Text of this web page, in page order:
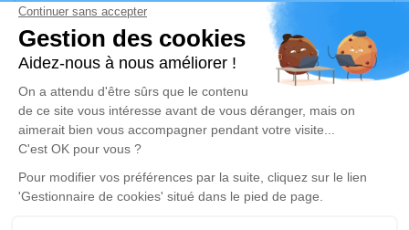
condoléances, partager des photos souvenirs, une anecdote
ou exprimer vos pensées à travers des poèmes ou des textes.
Cet endroit est un lieu d'expression dédié à honorer la
Je rends hommage
Cérémonie
lundi 06 janvier 2025 à 14h00